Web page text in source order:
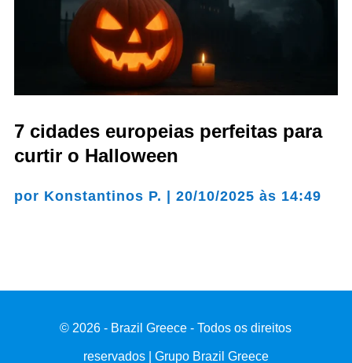
7 cidades europeias perfeitas para
curtir o Halloween
por Konstantinos P. | 20/10/2025 às 14:49
© 2026 - Brazil Greece - Todos os direitos
reservados | Grupo Brazil Greece